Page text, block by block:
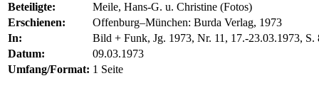
Beteiligte:
Meile, Hans-G. u. Christine (Fotos)
Erschienen:
Offenburg–München: Burda Verlag, 1973
In:
Bild + Funk, Jg. 1973, Nr. 11, 17.-23.03.1973, S.
Datum:
09.03.1973
Umfang/Format: 1 Seite